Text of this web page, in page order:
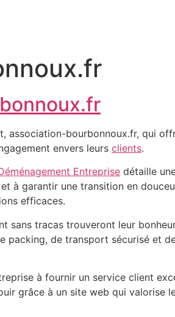
association-bourbonnoux.fr, qui
envers leurs clients.
Entreprise détaille
à garantir une transition en
efficaces.
sans tracas trouveront leur
packing, de transport sécurisé et
à fournir un service client
grâce à un site web qui valorise